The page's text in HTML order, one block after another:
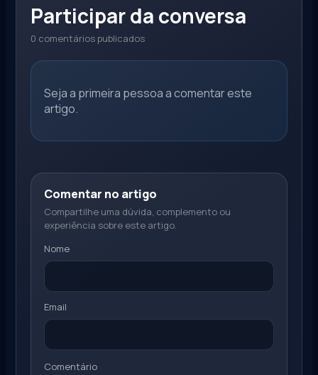
Participar da conversa
0 comentários publicados
Seja a primeira pessoa a comentar este
artigo.
Comentar no artigo
Compartilhe uma dúvida, complemento ou
experiência sobre este artigo.
Nome
Email
Comentário